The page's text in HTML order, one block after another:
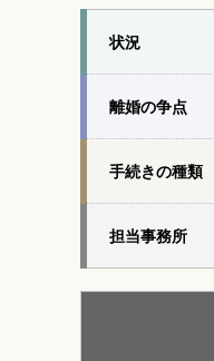
状況
離婚の争点
手続きの種類
担当事務所